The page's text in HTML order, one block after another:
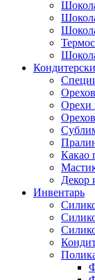
Орехи
Какао
Декор
Инвентарь